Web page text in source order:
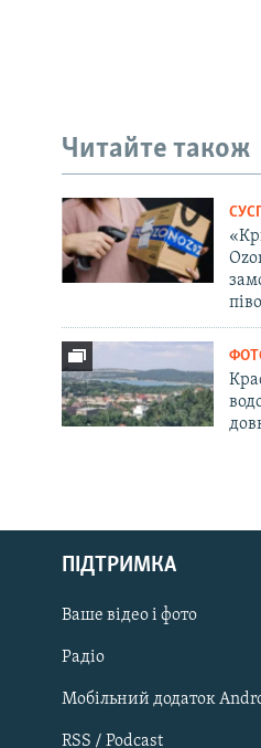
Русский
Qırımtatar
ДОЛУЧАЙСЯ!
Читайте також
ПІДТРИМКА
Ваше відео і фото
Радіо
Мобільний додаток
RSS / Podcast